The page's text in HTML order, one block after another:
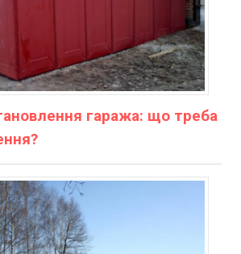
гаража: що треба